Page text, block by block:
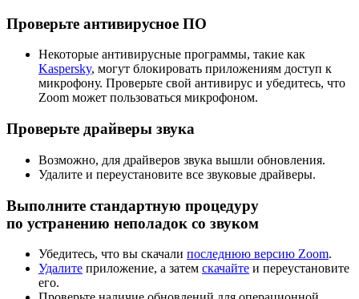
Проверьте антивирусное ПО
Некоторые антивирусные программы, такие как
Kaspersky, могут блокировать приложениям доступ к
микрофону. Проверьте свой антивирус и убедитесь, что
Zoom может пользоваться микрофоном.
Проверьте драйверы звука
Возможно, для драйверов звука вышли обновления.
Удалите и переустановите все звуковые драйверы.
Выполните стандартную процедуру
по устранению неполадок со звуком
Убедитесь, что вы скачали последнюю версию Zoom.
Удалите приложение, а затем скачайте и переустановите
его.